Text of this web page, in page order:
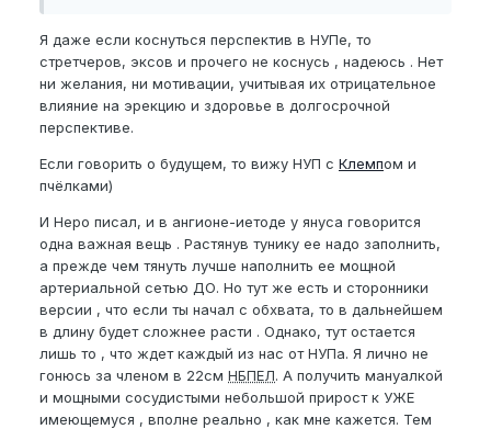
Я даже если коснуться перспектив в НУПе, то
стретчеров, эксов и прочего не коснусь , надеюсь . Нет
ни желания, ни мотивации, учитывая их отрицательное
влияние на эрекцию и здоровье в долгосрочной
перспективе.
Если говорить о будущем, то вижу НУП с Клемпом и
пчёлками)
И Неро писал, и в ангионе-иетоде у януса говорится
одна важная вещь . Растянув тунику ее надо заполнить,
а прежде чем тянуть лучше наполнить ее мощной
артериальной сетью ДО. Но тут же есть и сторонники
версии , что если ты начал с обхвата, то в дальнейшем
в длину будет сложнее расти . Однако, тут остается
лишь то , что ждет каждый из нас от НУПа. Я лично не
гонюсь за членом в 22см НБПЕЛ. А получить мануалкой
и мощными сосудистыми небольшой прирост к УЖЕ
имеющемуся , вполне реально , как мне кажется. Тем